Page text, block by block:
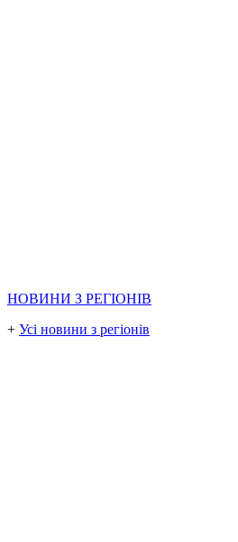
НОВИНИ З РЕГІОНІВ
+ Усі новини з регіонів